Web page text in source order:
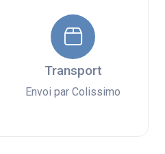
Transport
Envoi par Colissimo